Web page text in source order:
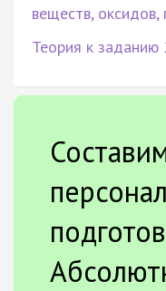
веществ, оксидов,
Теория к заданию